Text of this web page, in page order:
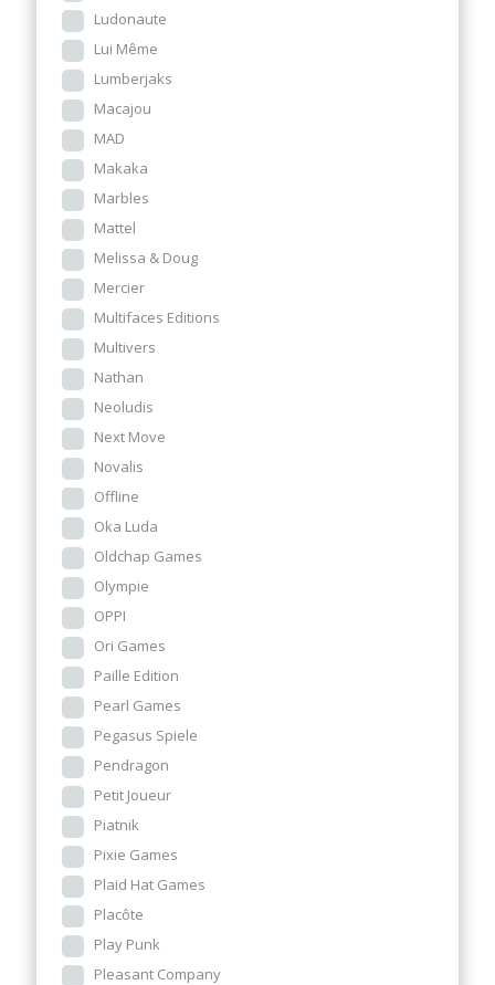
Ludonaute
Lui Même
Lumberjaks
Macajou
MAD
Makaka
Marbles
Mattel
Melissa & Doug
Mercier
Multifaces Editions
Multivers
Nathan
Neoludis
Next Move
Novalis
Offline
Oka Luda
Oldchap Games
Olympie
OPPI
Ori Games
Paille Edition
Pearl Games
Pegasus Spiele
Pendragon
Petit Joueur
Piatnik
Pixie Games
Plaid Hat Games
Placôte
Play Punk
Pleasant Company